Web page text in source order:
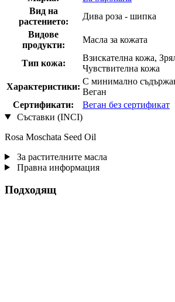
Вид на
растението:
Дива роза - шипка
Видове
продукти:
Масла за кожата
Тип кожа:
Взискателна кожа,
Чувствителна кожа
Характеристики:
С минимално
Веган
Сертификати:
Веган без сертификат
Съставки (INCI)
Rosa Moschata Seed Oil
За растителните масла
Правна информация
Подходящ